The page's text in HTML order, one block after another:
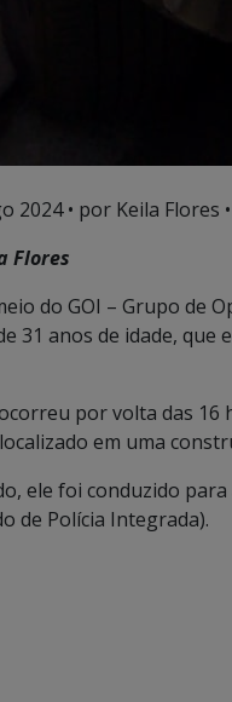
2024• por Keila Flores •
Flores
do GOI – Grupo de
31 anos de idade,
ocorreu por volta das
em uma
ele foi conduzido
de Polícia Integrada).